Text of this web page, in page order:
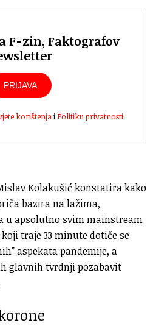
F-zin, Faktografov
PRIJAVA
korištenja i Politiku privatnosti.
Kolakušić konstatira kako
bazira na lažima,
u apsolutno svim mainstream
traje 33 minute dotiče se
aspekata pandemije, a
glavnih tvrdnji pozabavit